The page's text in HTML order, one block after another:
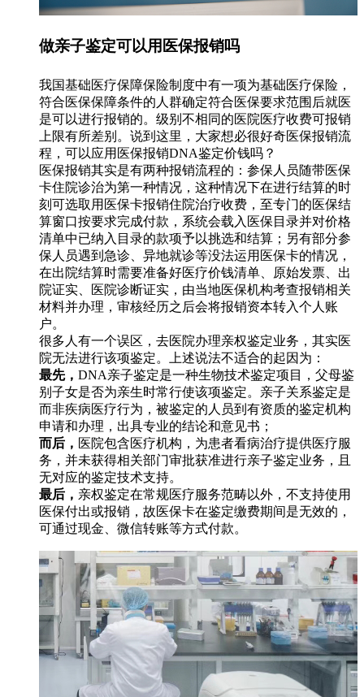
做亲子鉴定可以用医保报销吗
我国基础医疗保障保险制度中有一项为基础医疗保险，
符合医保保障条件的人群确定符合医保要求范围后就医
是可以进行报销的。级别不相同的医院医疗收费可报销
上限有所差别。说到这里，大家想必很好奇医保报销流
程，可以应用医保报销DNA鉴定价钱吗？
医保报销其实是有两种报销流程的：参保人员随带医保
卡住院诊治为第一种情况，这种情况下在进行结算的时
刻可选取用医保卡报销住院治疗收费，至专门的医保结
算窗口按要求完成付款，系统会载入医保目录并对价格
清单中已纳入目录的款项予以挑选和结算；另有部分参
保人员遇到急诊、异地就诊等没法运用医保卡的情况，
在出院结算时需要准备好医疗价钱清单、原始发票、出
院证实、医院诊断证实，由当地医保机构考查报销相关
材料并办理，审核经历之后会将报销资本转入个人账
户。
很多人有一个误区，去医院办理亲权鉴定业务，其实医
院无法进行该项鉴定。上述说法不适合的起因为：
最先， DNA亲子鉴定是一种生物技术鉴定项目，父母鉴
别子女是否为亲生时常行使该项鉴定。亲子关系鉴定是
而非疾病医疗行为，被鉴定的人员到有资质的鉴定机构
申请和办理，出具专业的结论和意见书；
而后， 医院包含医疗机构，为患者看病治疗提供医疗服
务，并未获得相关部门审批获准进行亲子鉴定业务，且
无对应的鉴定技术支持。
最后， 亲权鉴定在常规医疗服务范畴以外，不支持使用
医保付出或报销，故医保卡在鉴定缴费期间是无效的，
可通过现金、微信转账等方式付款。